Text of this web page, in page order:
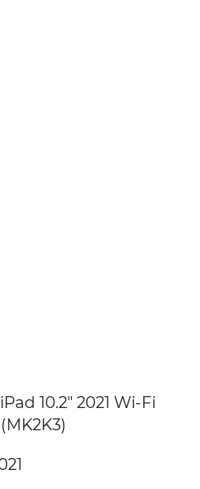
10.2" 2021 Wi-Fi